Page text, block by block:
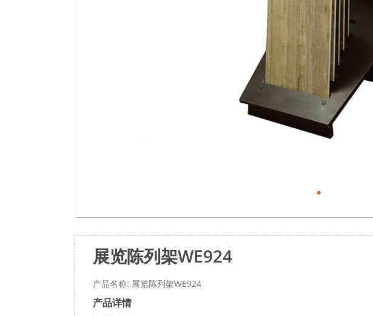
展览陈列架WE924
产品名称: 展览陈列架WE924
产品详情